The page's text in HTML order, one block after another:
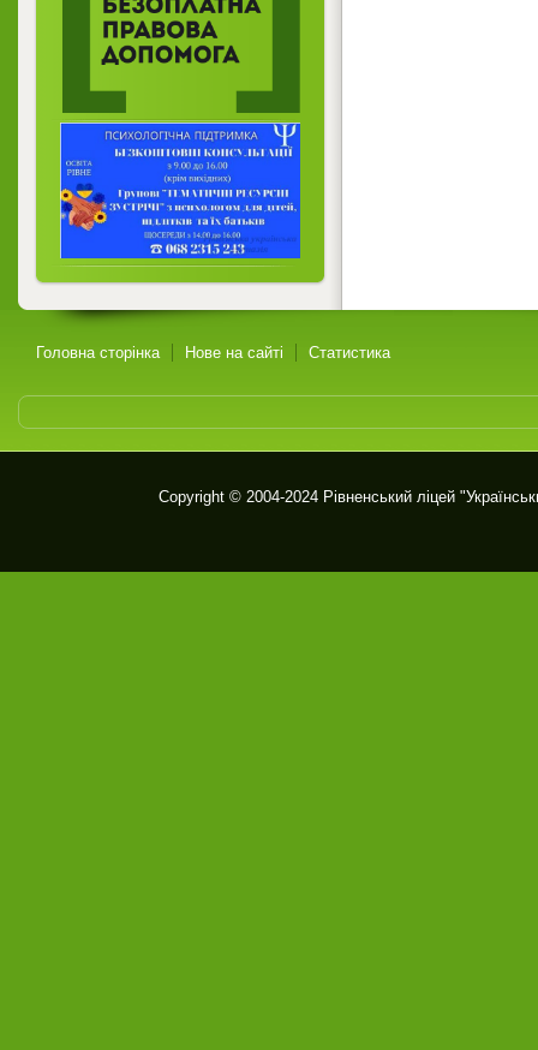
Головна сторінка Нове на сайті Статистика
Copyright © 2004-2024 Рівненський ліцей